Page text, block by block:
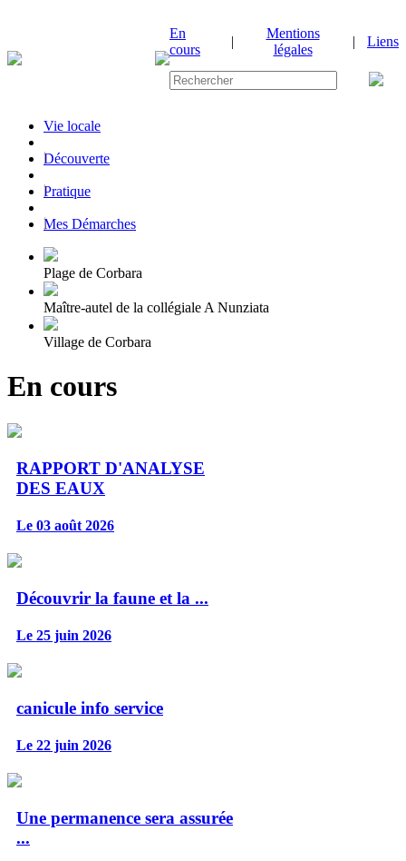
En
cours
|
Mentions
légales
| Liens
Vie locale
|Découverte
|Pratique
|Mes Démarches
Plage de Corbara
Maître-autel de la collégiale A Nunziata
Village de Corbara
En cours
RAPPORT D'ANALYSE
DES EAUX
Le 03 août 2026
Découvrir la faune et la ...
Le 25 juin 2026
canicule info service
Le 22 juin 2026
Une permanence sera assurée
...